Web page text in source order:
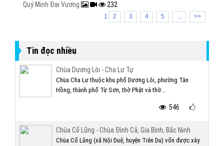
Quý Minh Đại Vương
232
1 2 3 4 5 ... >>
Tin đọc nhiều
Chùa Dương Lôi - Cha Lư Tự
Chùa Cha Lư thuộc khu phố Dương Lôi, phường Tân
Hồng, thành phố Từ Sơn, thờ Phật và thờ...
546
Chùa Cổ Lũng - Chùa Đình Cả, Gia Bình, Bắc Ninh
Chùa Cổ Lũng (xã Nội Duệ, huyện Tiên Du) vốn được xây